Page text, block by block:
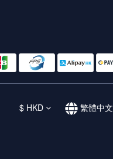
$ HKD 繁體中文